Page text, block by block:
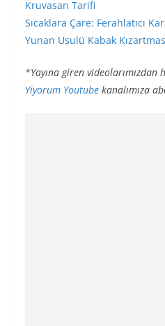
Kruvasan Tarifi
Sıcaklara Çare: Ferahlatıcı
Yunan Usulü Kabak
*Yayına giren
Yiyorum Youtube kanalımıza